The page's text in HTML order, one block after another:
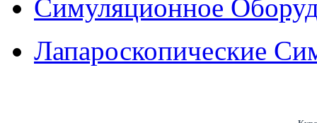
Симуляционное
Лапароскопические